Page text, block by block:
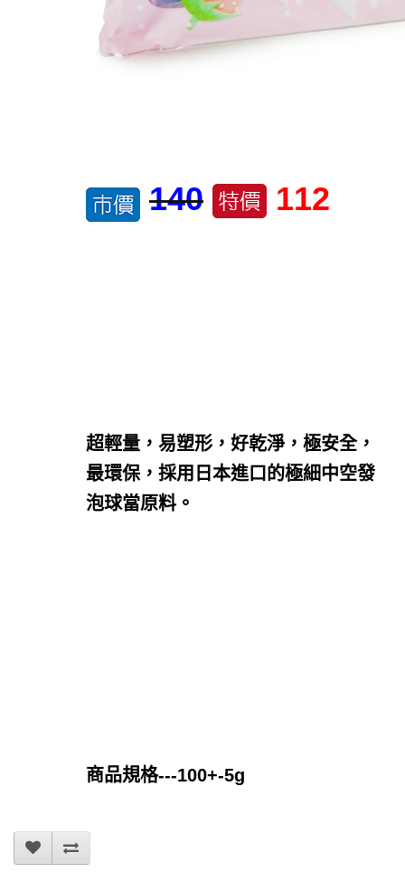
140 112
超輕量，易塑形，好乾淨，極安全，
最環保，採用日本進口的極細中空發
泡球當原料。
商品規格---100+-5g